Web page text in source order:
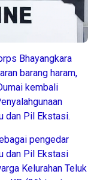
Bhayangkara
barang haram,
kembali
dan Pil Ekstasi.
pengedar
dan Pil Ekstasi
Kelurahan Teluk